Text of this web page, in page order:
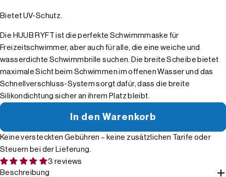
Bietet UV-Schutz.
Die HUUB RYFT ist die perfekte Schwimmmaske für
Freizeitschwimmer, aber auch für alle, die eine weiche und
wasserdichte Schwimmbrille suchen. Die breite Scheibe bietet
maximale Sicht beim Schwimmen im offenen Wasser und das
Schnellverschluss-System sorgt dafür, dass die breite
Silikondichtung sicher an ihrem Platz bleibt.
In den Warenkorb
Keine versteckten Gebühren – keine zusätzlichen Tarife oder
Steuern bei der Lieferung.
3 reviews
Beschreibung